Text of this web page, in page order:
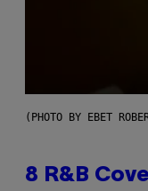
(PHOTO BY EBET
8 R&B